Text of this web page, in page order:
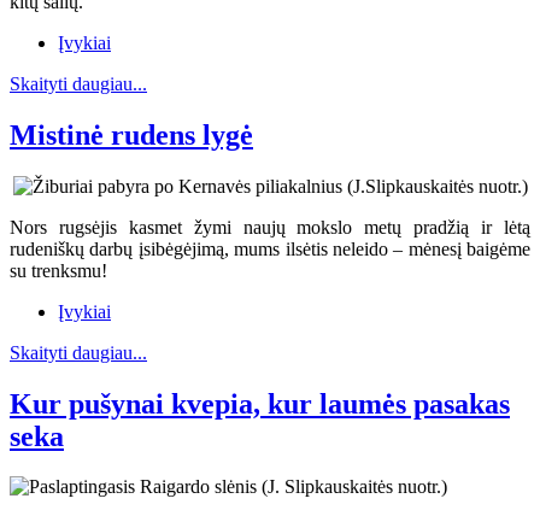
Įvykiai
Skaityti daugiau...
Mistinė rudens lygė
Nors rugsėjis kasmet žymi naujų mokslo metų pradžią ir lėtą
rudeniškų darbų įsibėgėjimą, mums ilsėtis neleido – mėnesį baigėme
su trenksmu!
Įvykiai
Skaityti daugiau...
Kur pušynai kvepia, kur laumės pasakas
seka